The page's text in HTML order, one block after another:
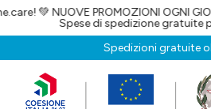
💚 NUOVE PROMOZIONI OGNI
Spese di spedizione gratuite
Spedizioni gratuite